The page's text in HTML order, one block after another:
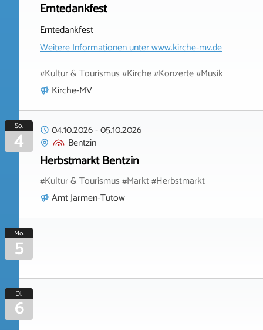
Erntedankfest
Erntedankfest
Weitere Informationen unterwww.kirche-mv.de
#Kultur & Tourismus #Kirche #Konzerte #Musik
Kirche-MV
So.
4 04.10.2026-05.10.2026
Bentzin
Herbstmarkt Bentzin
#Kultur & Tourismus #Markt #Herbstmarkt
Amt Jarmen-Tutow
Mo.
5
Di.
6